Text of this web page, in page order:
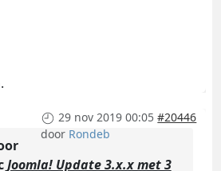
29 nov 2019 00:05 #20446
door Rondeb
Joomla! Update 3.x.x met 3